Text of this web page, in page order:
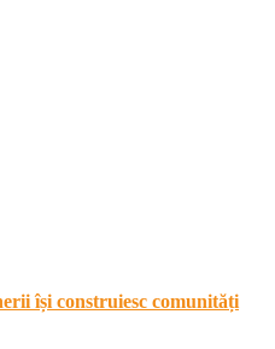
își construiesc comunități